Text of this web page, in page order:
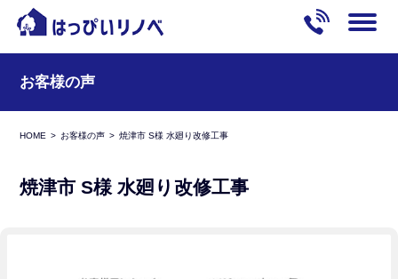
お客様の声
HOME お客様の声 焼津市 S様 水廻り改修工事
焼津市 S様 水廻り改修工事